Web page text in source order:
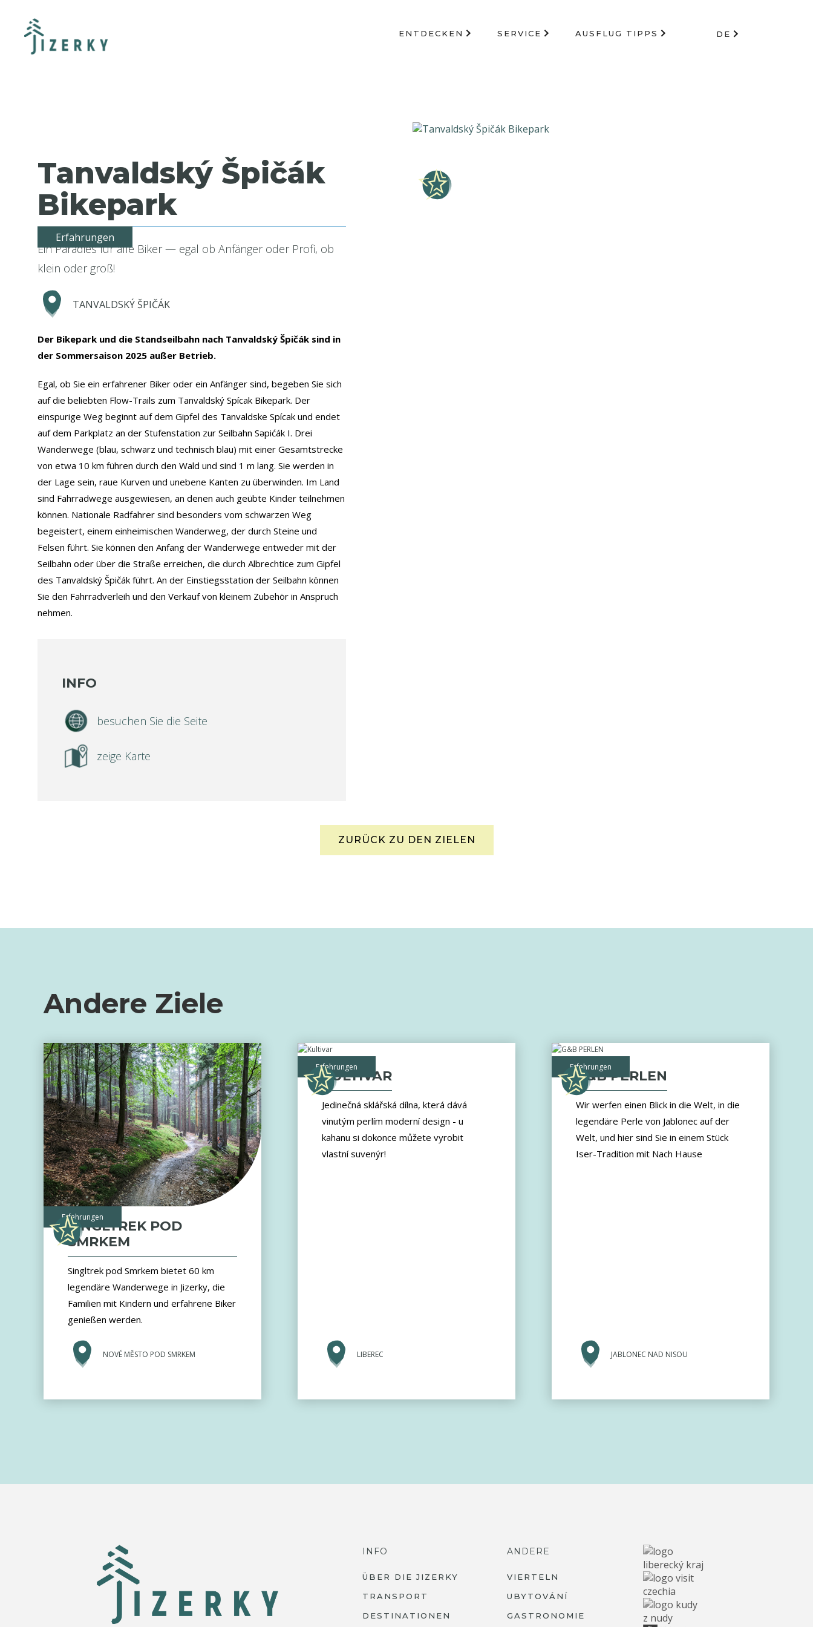
ENTDECKEN SERVICE AUSFLUG TIPPS DE
Tanvaldský Špičák
Bikepark
Erfahrungen
Ein Paradies für alle Biker — egal ob Anfänger oder Profi, ob
klein oder groß!
TANVALDSKÝ ŠPIČÁK
Der Bikepark und die Standseilbahn nach Tanvaldský Špičák sind in
der Sommersaison 2025 außer Betrieb.
Egal, ob Sie ein erfahrener Biker oder ein Anfänger sind, begeben Sie sich
auf die beliebten Flow-Trails zum Tanvaldský Spícak Bikepark. Der
einspurige Weg beginnt auf dem Gipfel des Tanvaldske Spícak und endet
auf dem Parkplatz an der Stufenstation zur Seilbahn Səpićák I. Drei
Wanderwege (blau, schwarz und technisch blau) mit einer Gesamtstrecke
von etwa 10 km führen durch den Wald und sind 1 m lang. Sie werden in
der Lage sein, raue Kurven und unebene Kanten zu überwinden. Im Land
sind Fahrradwege ausgewiesen, an denen auch geübte Kinder teilnehmen
können. Nationale Radfahrer sind besonders vom schwarzen Weg
begeistert, einem einheimischen Wanderweg, der durch Steine und
Felsen führt. Sie können den Anfang der Wanderwege entweder mit der
Seilbahn oder über die Straße erreichen, die durch Albrechtice zum Gipfel
des Tanvaldský Špičák führt. An der Einstiegsstation der Seilbahn können
Sie den Fahrradverleih und den Verkauf von kleinem Zubehör in Anspruch
nehmen.
INFO
besuchen Sie die Seite
zeige Karte
ZURÜCK ZU DEN ZIELEN
Andere Ziele
Erfahrungen
SINGLTREK POD
SMRKEM
Singltrek pod Smrkem bietet 60 km
legendäre Wanderwege in Jizerky, die
Familien mit Kindern und erfahrene Biker
genießen werden.
NOVÉ MĚSTO POD SMRKEM
Erfahrungen
KULTIVAR
Jedinečná sklářská dílna, která dává
vinutým perlím moderní design - u
kahanu si dokonce můžete vyrobit
vlastní suvenýr!
LIBEREC
Erfahrungen
G&B PERLEN
Wir werfen einen Blick in die Welt, in die
legendäre Perle von Jablonec auf der
Welt, und hier sind Sie in einem Stück
Iser-Tradition mit Nach Hause
JABLONEC NAD NISOU
INFO
ÜBER DIE JIZERKY
TRANSPORT
DESTINATIONEN
ANDERE
VIERTELN
UBYTOVÁNÍ
GASTRONOMIE